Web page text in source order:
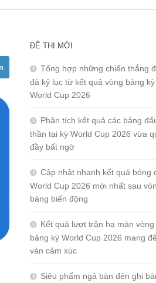
ĐỀ THI MỚI
Tổng hợp những chiến thắng
đà kỷ lục từ kết quả vòng bảng kỳ
World Cup 2026
Phân tích kết quả các bảng
thần tại kỳ World Cup 2026 vừa
đầy bất ngờ
Cập nhật nhanh kết quả bóng
World Cup 2026 mới nhất sau
bảng biến động
Kết quả lượt trận hạ màn vòng
bảng kỳ World Cup 2026 mang
vàn cảm xúc
Siêu phẩm ngả bàn đèn ghi